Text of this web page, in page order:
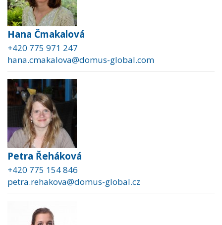
Hana Čmakalová
+420 775 971 247
hana.cmakalova@domus-global.com
Petra Řeháková
+420 775 154 846
petra.rehakova@domus-global.cz